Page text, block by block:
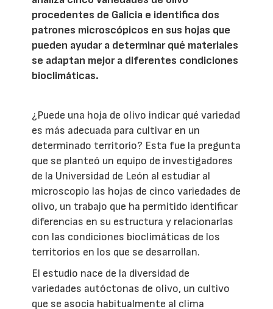
procedentes de Galicia e identifica dos
patrones microscópicos en sus hojas que
pueden ayudar a determinar qué materiales
se adaptan mejor a diferentes condiciones
bioclimáticas.
¿Puede una hoja de olivo indicar qué variedad
es más adecuada para cultivar en un
determinado territorio? Esta fue la pregunta
que se planteó un equipo de investigadores
de la Universidad de León al estudiar al
microscopio las hojas de cinco variedades de
olivo, un trabajo que ha permitido identificar
diferencias en su estructura y relacionarlas
con las condiciones bioclimáticas de los
territorios en los que se desarrollan.
El estudio nace de la diversidad de
variedades autóctonas de olivo, un cultivo
que se asocia habitualmente al clima